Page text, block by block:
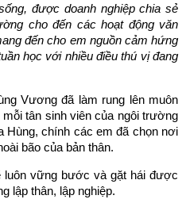
được doanh nghiệp chia sẻ
cho đến các hoạt động văn
đến cho em nguồn cảm hứng
học với nhiều điều thú vị đang
Vương đã làm rung lên muôn
tân sinh viên của ngôi trường
Hùng, chính các em đã chọn nơi
bão của bản thân.
luôn vững bước và gặt hái được
lập thân, lập nghiệp.